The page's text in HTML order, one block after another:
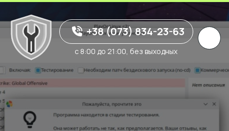
+38 (073) 834-23-63
с 8:00 до 21:00, без выходных